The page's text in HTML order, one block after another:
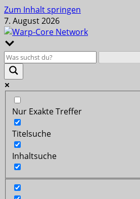
Zum Inhalt springen
7. August 2026
Nur Exakte Treffer
Titelsuche
Inhaltsuche